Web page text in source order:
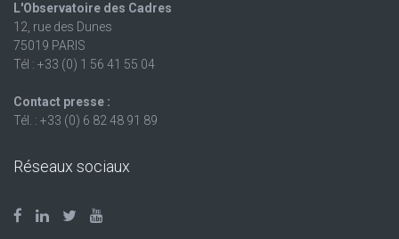
L'Observatoire des Cadres
12, rue des Dunes
75019 PARIS
Tél : +33 (0) 1 56 41 55 04
Contact presse :
Tél. : +33 (0) 6 82 48 91 89
Réseaux sociaux